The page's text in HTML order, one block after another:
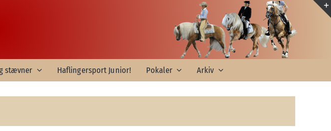
stævner Haflingersport Junior! Pokaler Arkiv